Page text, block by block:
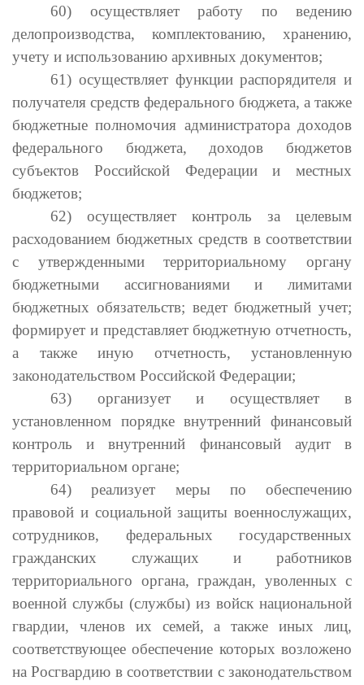
60) осуществляет работу по ведению
делопроизводства, комплектованию, хранению,
учету и использованию архивных документов;
61) осуществляет функции распорядителя и
получателя средств федерального бюджета, а также
бюджетные полномочия администратора доходов
федерального бюджета, доходов бюджетов
субъектов Российской Федерации и местных
бюджетов;
62) осуществляет контроль за целевым
расходованием бюджетных средств в соответствии
с утвержденными территориальному органу
бюджетными ассигнованиями и лимитами
бюджетных обязательств; ведет бюджетный учет;
формирует и представляет бюджетную отчетность,
а также иную отчетность, установленную
законодательством Российской Федерации;
63) организует и осуществляет в
установленном порядке внутренний финансовый
контроль и внутренний финансовый аудит в
территориальном органе;
64) реализует меры по обеспечению
правовой и социальной защиты военнослужащих,
сотрудников, федеральных государственных
гражданских служащих и работников
территориального органа, граждан, уволенных с
военной службы (службы) из войск национальной
гвардии, членов их семей, а также иных лиц,
соответствующее обеспечение которых возложено
на Росгвардию в соответствии с законодательством